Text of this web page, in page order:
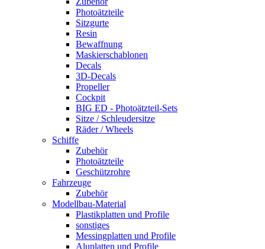
Photoätzteile
Sitzgurte
Resin
Bewaffnung
Maskierschablonen
Decals
3D-Decals
Propeller
Cockpit
BIG ED - Photoätzteil-Sets
Sitze / Schleudersitze
Räder / Wheels
Schiffe
Zubehör
Photoätzteile
Geschützrohre
Fahrzeuge
Zubehör
Modellbau-Material
Plastikplatten und Profile
sonstiges
Messingplatten und Profile
Aluplatten und Profile